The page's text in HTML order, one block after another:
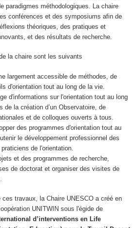
paradigmes méthodologiques. La chaire
conférences et des symposiums afin de
théoriques, des pratiques et
et des résultats de recherche.
la chaire sont les suivants
largement accessible de méthodes, de
d'orientation tout au long de la vie.
d'informations sur l'orientation tout au long
de la création d’un Observatoire, de
et de colloques ouverts à tous.
des programmes d'orientation tout au
le développement professionnel des
de l'orientation.
et des programmes de recherche,
de doctorat et organiser des visites de
ces travaux, la Chaire UNESCO a créé en
UNITWIN sous l'égide de
d’interventions en Life